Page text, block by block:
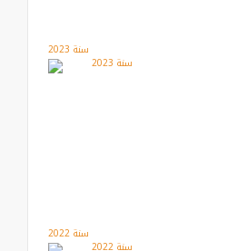
سنة 2023
سنة 2022